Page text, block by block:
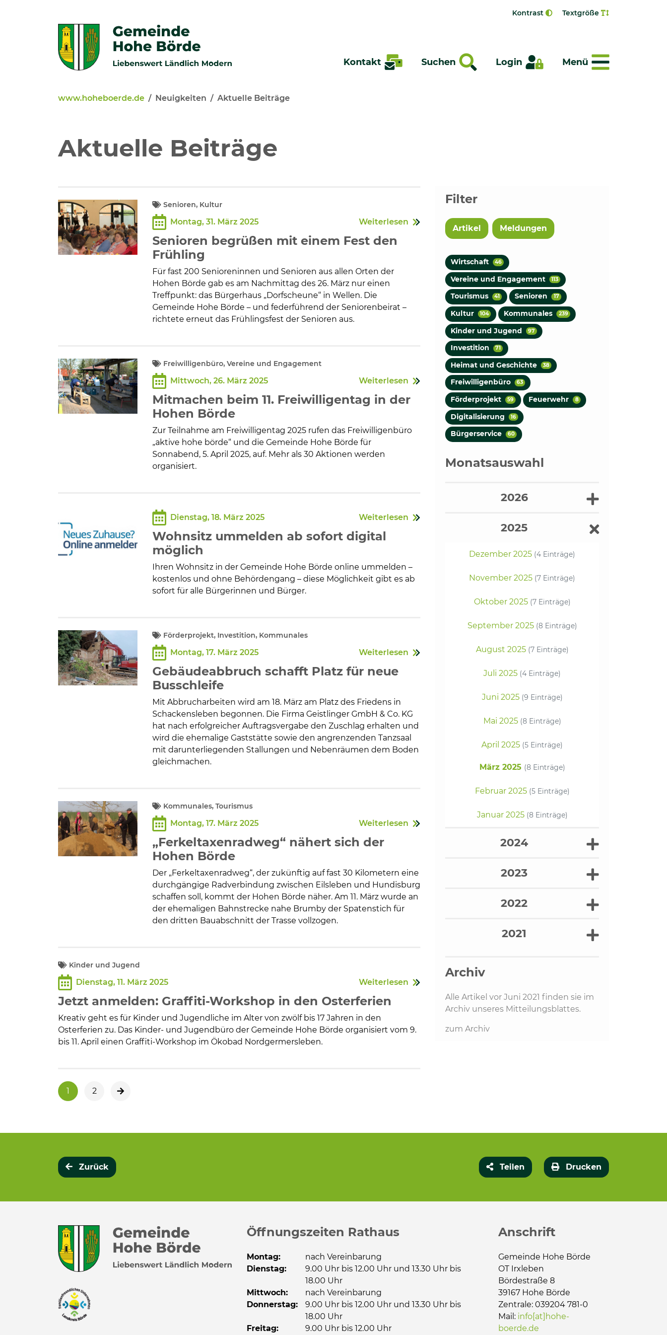
Kontrast Textgröße
Kontakt Suchen Login Menü
Menü
Veröffentlichungen
Bildung und Soziales
Wirtschaft, Bauen, Verkehr
Tourismus, Freizeit, Dorfleben
Ehrenamt und Engagement
www.hoheboerde.de Neuigkeiten Aktuelle Beiträge
Aktuelle Beiträge
Senioren, Kultur
Montag, 31. März 2025 Weiterlesen
Senioren begrüßen mit einem Fest den
Frühling
Für fast 200 Senioreninnen und Senioren aus allen Orten der
Hohen Börde gab es am Nachmittag des 26. März nur einen
Treffpunkt: das Bürgerhaus „Dorfscheune“ in Wellen. Die
Gemeinde Hohe Börde – und federführend der Seniorenbeirat –
richtete erneut das Frühlingsfest der Senioren aus.
Freiwilligenbüro, Vereine und Engagement
Mittwoch, 26. März 2025 Weiterlesen
Mitmachen beim 11. Freiwilligentag in der
Hohen Börde
Zur Teilnahme am Freiwilligentag 2025 rufen das Freiwilligenbüro
„aktive hohe börde“ und die Gemeinde Hohe Börde für
Sonnabend, 5. April 2025, auf. Mehr als 30 Aktionen werden
organisiert.
Dienstag, 18. März 2025 Weiterlesen
Wohnsitz ummelden ab sofort digital
möglich
Ihren Wohnsitz in der Gemeinde Hohe Börde online ummelden –
kostenlos und ohne Behördengang – diese Möglichkeit gibt es ab
sofort für alle Bürgerinnen und Bürger.
Förderprojekt, Investition, Kommunales
Montag, 17. März 2025 Weiterlesen
Gebäudeabbruch schafft Platz für neue
Busschleife
Mit Abbrucharbeiten wird am 18. März am Platz des Friedens in
Schackensleben begonnen. Die Firma Geistlinger GmbH & Co. KG
hat nach erfolgreicher Auftragsvergabe den Zuschlag erhalten und
wird die ehemalige Gaststätte sowie den angrenzenden Tanzsaal
mit darunterliegenden Stallungen und Nebenräumen dem Boden
gleichmachen.
Kommunales, Tourismus
Montag, 17. März 2025 Weiterlesen
„Ferkeltaxenradweg“ nähert sich der
Hohen Börde
Der „Ferkeltaxenradweg“, der zukünftig auf fast 30 Kilometern eine
durchgängige Radverbindung zwischen Eilsleben und Hundisburg
schaffen soll, kommt der Hohen Börde näher. Am 11. März wurde an
der ehemaligen Bahnstrecke nahe Brumby der Spatenstich für
den dritten Bauabschnitt der Trasse vollzogen.
Kinder und Jugend
Dienstag, 11. März 2025 Weiterlesen
Jetzt anmelden: Graffiti-Workshop in den Osterferien
Kreativ geht es für Kinder und Jugendliche im Alter von zwölf bis 17 Jahren in den
Osterferien zu. Das Kinder- und Jugendbüro der Gemeinde Hohe Börde organisiert vom 9.
bis 11. April einen Graffiti-Workshop im Ökobad Nordgermersleben.
1 2 nächste Seite
Filter
Artikel Meldungen
Wirtschaft 46
Vereine und Engagement 113
Tourismus 41 Senioren 17
Kultur 104 Kommunales 239
Kinder und Jugend 97
Investition 71
Heimat und Geschichte 38
Freiwilligenbüro 63
Förderprojekt 59 Feuerwehr 8
Digitalisierung 16
Bürgerservice 60
Monatsauswahl
2026
2025
Dezember 2025 (4 Einträge)
November 2025 (7 Einträge)
Oktober 2025 (7 Einträge)
September 2025 (8 Einträge)
August 2025 (7 Einträge)
Juli 2025 (4 Einträge)
Juni 2025 (9 Einträge)
Mai 2025 (8 Einträge)
April 2025 (5 Einträge)
März 2025 (8 Einträge)
Februar 2025 (5 Einträge)
Januar 2025 (8 Einträge)
2024
2023
2022
2021
Archiv
Alle Artikel vor Juni 2021 finden sie im
Archiv unseres Mitteilungsblattes.
zum Archiv
Zurück Teilen Drucken
Öffnungszeiten Rathaus
Montag:
nach Vereinbarung
Dienstag:
9.00 Uhr bis 12.00 Uhr und 13.30 Uhr bis
18.00 Uhr
Mittwoch:
nach Vereinbarung
Donnerstag: 9.00 Uhr bis 12.00 Uhr und 13.30 Uhr bis
18.00 Uhr
Freitag:
9.00 Uhr bis 12.00 Uhr
Anschrift
Gemeinde Hohe Börde
OT Irxleben
Bördestraße 8
39167 Hohe Börde
Zentrale: 039204 781-0
Mail: info[at]hohe-
boerde.de